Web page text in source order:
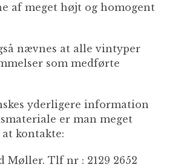
af meget højt og homogent
nævnes at alle vintyper
som medførte
yderligere information
er man meget
kontakte:
Møller. Tlf nr : 2129 2652